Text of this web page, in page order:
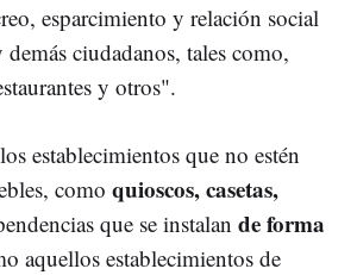
esparcimiento y relación social
ciudadanos, tales como,
y otros".
establecimientos que no estén
como quioscos, casetas,
que se instalan de forma
aquellos establecimientos de